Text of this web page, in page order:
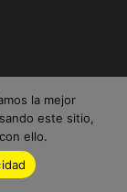
la mejor
este sitio,
ello.